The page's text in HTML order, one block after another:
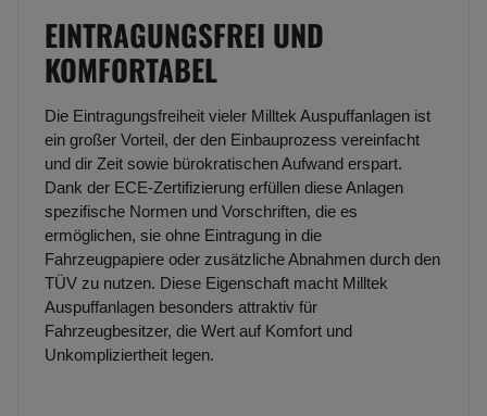
EINTRAGUNGSFREI UND
KOMFORTABEL
Die Eintragungsfreiheit vieler Milltek Auspuffanlagen ist
ein großer Vorteil, der den Einbauprozess vereinfacht
und dir Zeit sowie bürokratischen Aufwand erspart.
Dank der ECE-Zertifizierung erfüllen diese Anlagen
spezifische Normen und Vorschriften, die es
ermöglichen, sie ohne Eintragung in die
Fahrzeugpapiere oder zusätzliche Abnahmen durch den
TÜV zu nutzen. Diese Eigenschaft macht Milltek
Auspuffanlagen besonders attraktiv für
Fahrzeugbesitzer, die Wert auf Komfort und
Unkompliziertheit legen.